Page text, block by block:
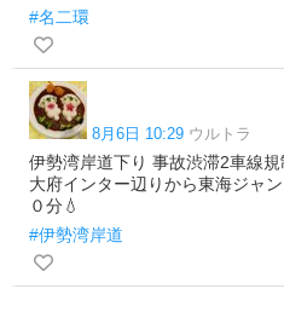
#名二環
8月6日 10:29 ウルトラ
伊勢湾岸道下り 事故渋滞2車線
大府インター辺りから東海ジャ
０分💧
#伊勢湾岸道